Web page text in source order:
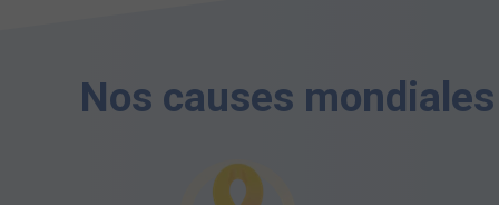
Nos causes mondiales